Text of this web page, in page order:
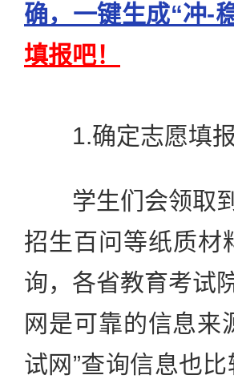
确，一键生成“冲-
填报吧！
1.确定志愿填报
学生们会领取到
招生百问等纸质材
询，各省教育考试
网是可靠的信息来
试网”查询信息也